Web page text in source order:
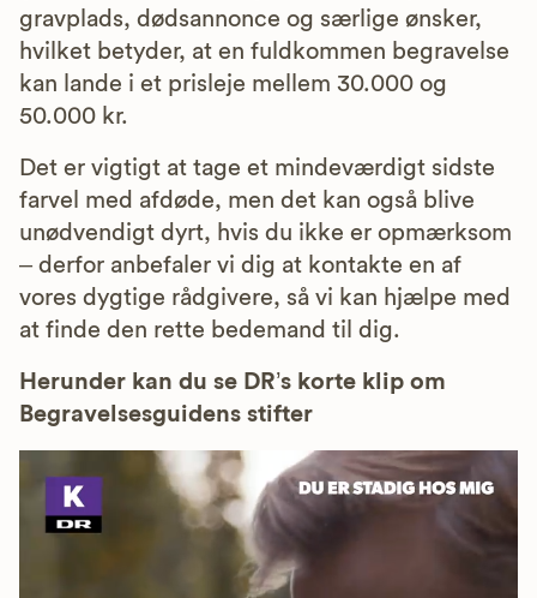
gravplads, dødsannonce og særlige ønsker,
hvilket betyder, at en fuldkommen begravelse
kan lande i et prisleje mellem 30.000 og
50.000 kr.
Det er vigtigt at tage et mindeværdigt sidste
farvel med afdøde, men det kan også blive
unødvendigt dyrt, hvis du ikke er opmærksom
– derfor anbefaler vi dig at kontakte en af
vores dygtige rådgivere, så vi kan hjælpe med
at finde den rette bedemand til dig.
Herunder kan du se DR’s korte klip om
Begravelsesguidens stifter